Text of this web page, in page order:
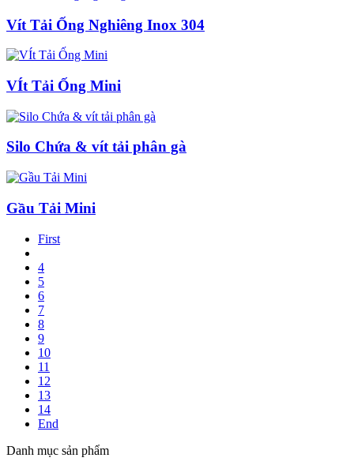
Vít Tải Ống Nghiêng Inox 304
VÍt Tải Ống Mini
Silo Chứa & vít tải phân gà
Gầu Tải Mini
First
4
5
6
7
8
9
10
11
12
13
14
End
Danh mục sản phẩm